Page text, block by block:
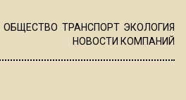
ОБЩЕСТВО ТРАНСПОРТ ЭКОЛОГИЯ
НОВОСТИ КОМПАНИЙ